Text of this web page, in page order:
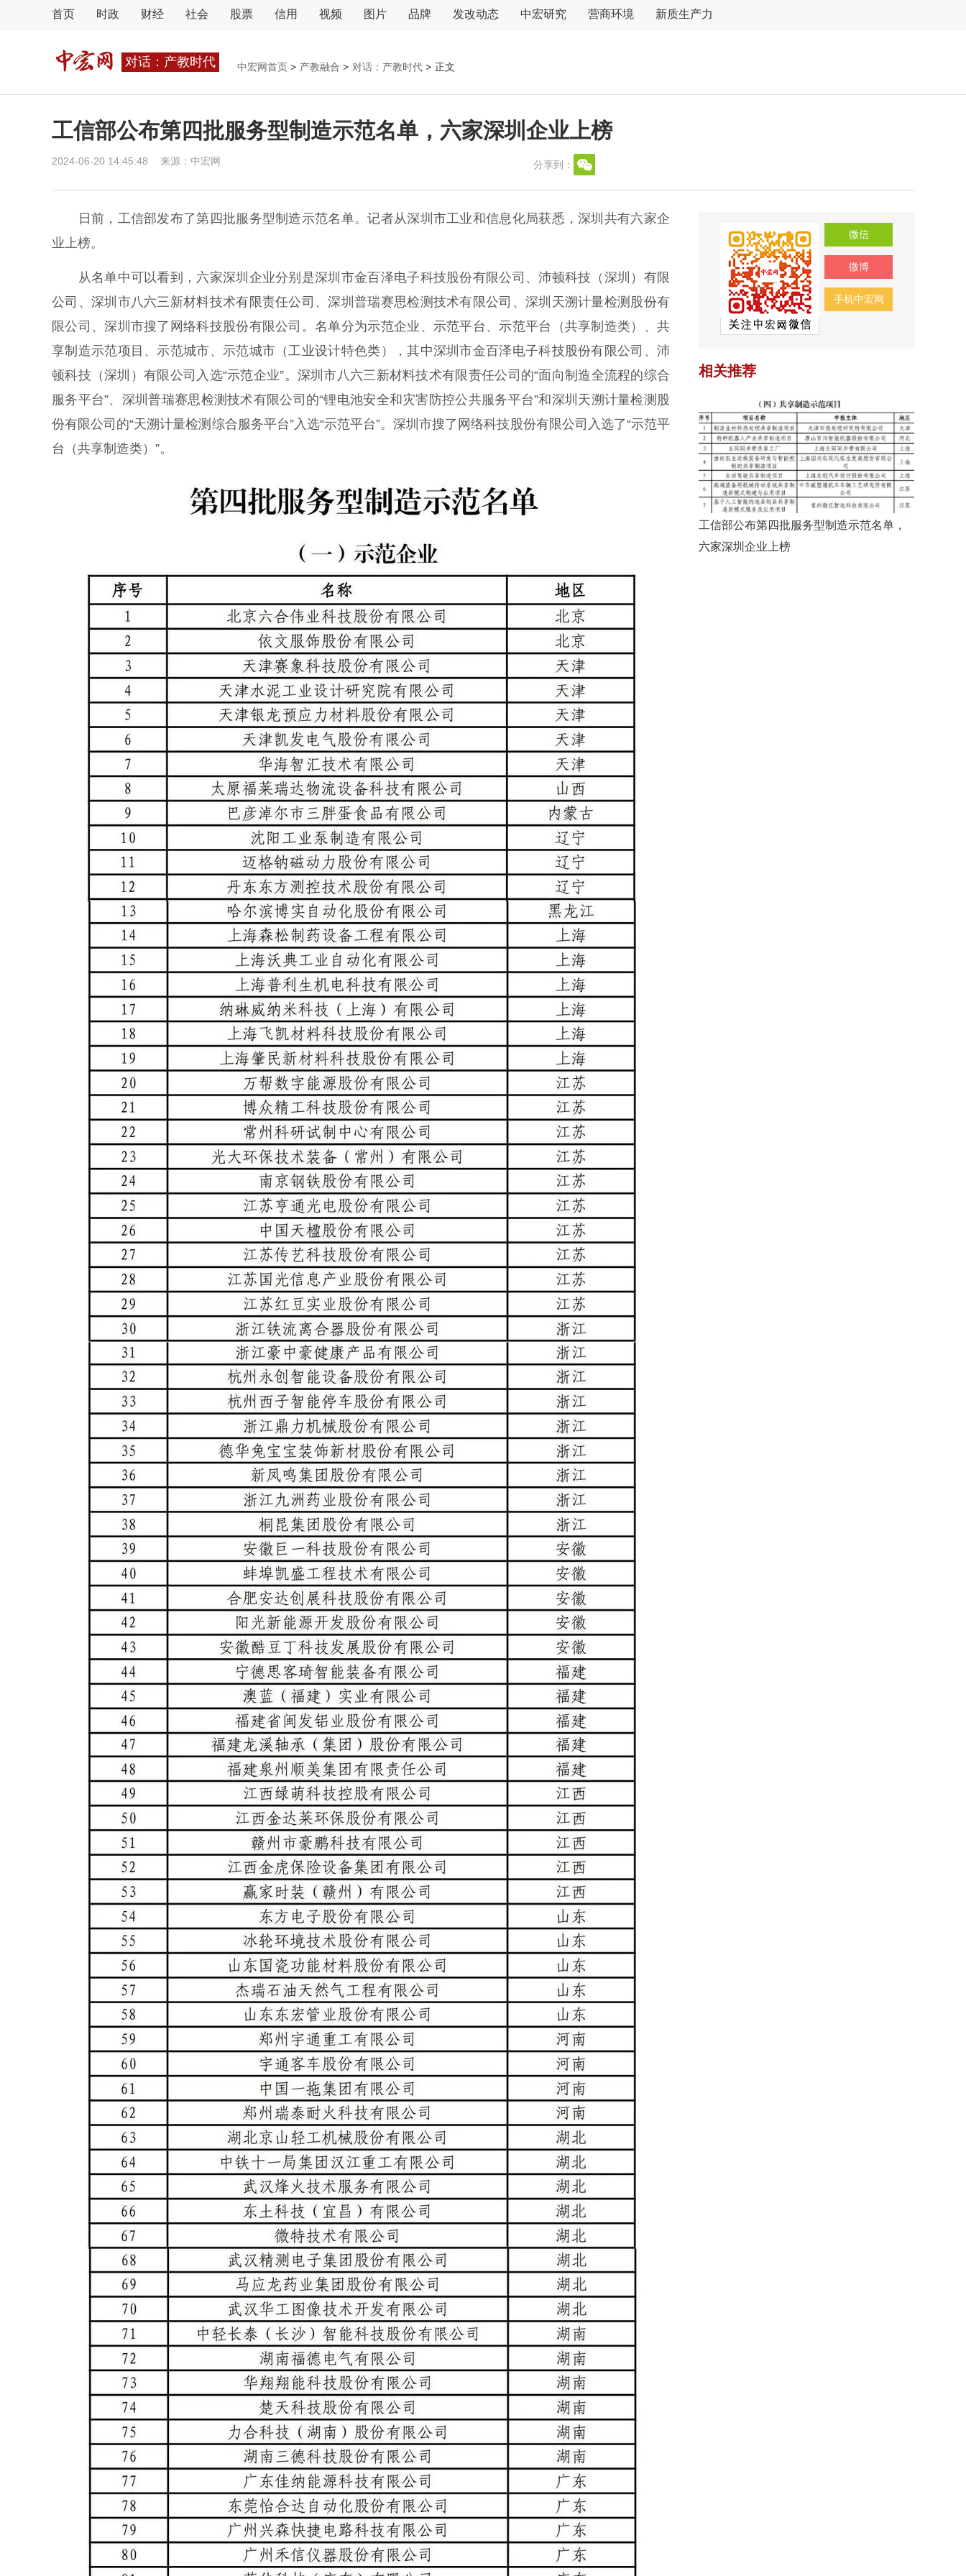
首页 时政 财经 社会 股票 信用 视频 图片 品牌 发改动态 中宏研究 营商环境 新质生产力
对话：产教时代 中宏网首页 > 产教融合 > 对话：产教时代 > 正文
工信部公布第四批服务型制造示范名单，六家深圳企业上榜
2024-06-20 14:45:48 来源： 中宏网 分享到：
日前，工信部发布了第四批服务型制造示范名单。记者从深圳市工业和信息化局获悉，深圳共有六家企
业上榜。
从名单中可以看到，六家深圳企业分别是深圳市金百泽电子科技股份有限公司、沛顿科技（深圳）有限
公司、深圳市八六三新材料技术有限责任公司、深圳普瑞赛思检测技术有限公司、深圳天溯计量检测股份有
限公司、深圳市搜了网络科技股份有限公司。名单分为示范企业、示范平台、示范平台（共享制造类）、共
享制造示范项目、示范城市、示范城市（工业设计特色类），其中深圳市金百泽电子科技股份有限公司、沛
顿科技（深圳）有限公司入选“示范企业”。深圳市八六三新材料技术有限责任公司的“面向制造全流程的综合
服务平台”、深圳普瑞赛思检测技术有限公司的“锂电池安全和灾害防控公共服务平台”和深圳天溯计量检测股
份有限公司的“天溯计量检测综合服务平台”入选“示范平台”。深圳市搜了网络科技股份有限公司入选了“示范平
台（共享制造类）”。
微信
微博
手机中宏网
相关推荐
工信部公布第四批服务型制造示范名单，
六家深圳企业上榜